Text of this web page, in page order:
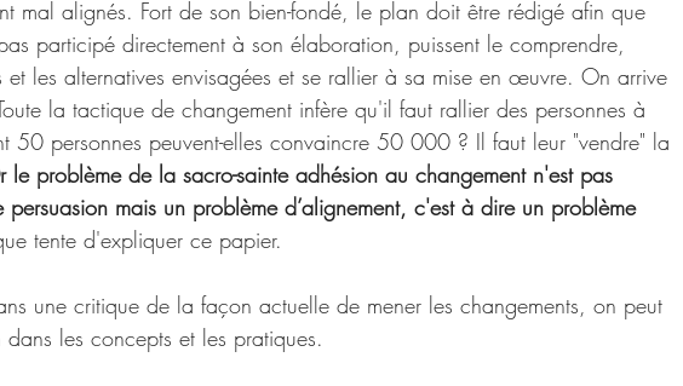
mal alignés. Fort de son bien-fondé, le plan doit être rédigé afin que
participé directement à son élaboration, puissent le comprendre,
et les alternatives envisagées et se rallier à sa mise en œuvre. On arrive
la tactique de changement infère qu'il faut rallier des personnes à
50 personnes peuvent-elles convaincre 50 000 ? Il faut leur "vendre" la
le problème de la sacro-sainte adhésion au changement n'est pas
mais un problème d’alignement, c'est à dire un problème
tente d'expliquer ce papier.
une critique de la façon actuelle de mener les changements, on peut
les concepts et les pratiques.